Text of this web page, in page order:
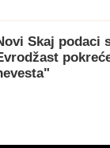
Skaj podaci